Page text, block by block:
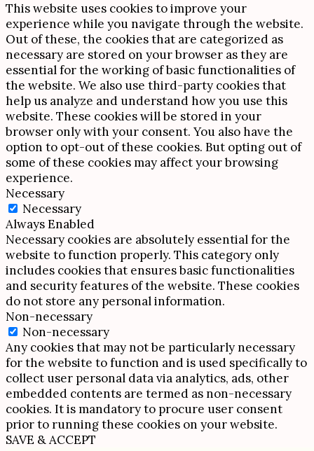
This website uses cookies to improve your
experience while you navigate through the website.
Out of these, the cookies that are categorized as
necessary are stored on your browser as they are
essential for the working of basic functionalities of
the website. We also use third-party cookies that
help us analyze and understand how you use this
website. These cookies will be stored in your
browser only with your consent. You also have the
option to opt-out of these cookies. But opting out of
some of these cookies may affect your browsing
experience.
Necessary
Necessary
Always Enabled
Necessary cookies are absolutely essential for the
website to function properly. This category only
includes cookies that ensures basic functionalities
and security features of the website. These cookies
do not store any personal information.
Non-necessary
Non-necessary
Any cookies that may not be particularly necessary
for the website to function and is used specifically to
collect user personal data via analytics, ads, other
embedded contents are termed as non-necessary
cookies. It is mandatory to procure user consent
prior to running these cookies on your website.
SAVE & ACCEPT